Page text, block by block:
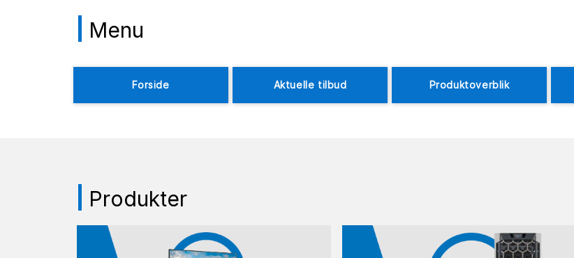
Menu
Forside Aktuelle tilbud Produktoverblik
Produkter